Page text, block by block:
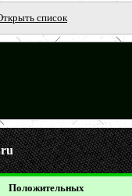
список
Положительных